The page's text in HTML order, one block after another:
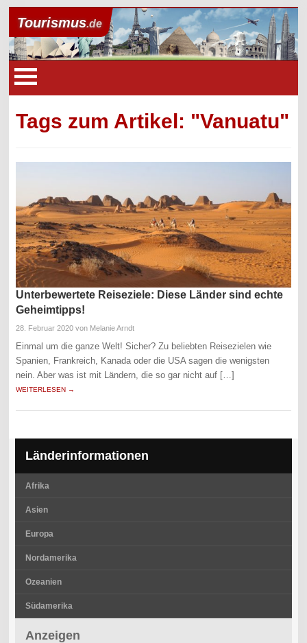
Tourismus.de
Tags zum Artikel: "Vanuatu"
Unterbewertete Reiseziele: Diese Länder sind echte
Geheimtipps!
28. Februar 2020 von Melanie Arndt
Einmal um die ganze Welt! Sicher? Zu beliebten Reisezielen wie
Spanien, Frankreich, Kanada oder die USA sagen die wenigsten
nein. Aber was ist mit Ländern, die so gar nicht auf […]
WEITERLESEN →
Länderinformationen
Afrika
Asien
Europa
Nordamerika
Ozeanien
Südamerika
Anzeigen